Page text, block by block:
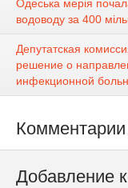
Одеська мерія
водоводу за 400
Депутатская
решение о
инфекционной
Комментарии
Добавление